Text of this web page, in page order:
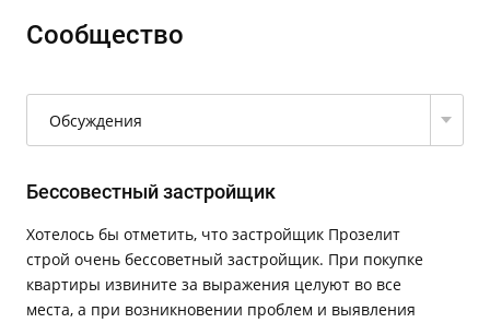
Сообщество
Обсуждения
Бессовестный застройщик
Хотелось бы отметить, что застройщик Прозелит
строй очень бессоветный застройщик. При покупке
квартиры извините за выражения целуют во все
места, а при возникновении проблем и выявления